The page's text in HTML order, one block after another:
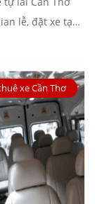
lễ, đặt xe tại
xe Cần Thơ